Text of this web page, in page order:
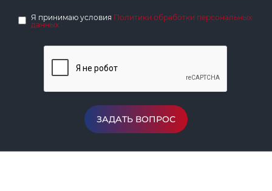
Я принимаю условия Политики обработки персональных
данных
ЗАДАТЬ ВОПРОС